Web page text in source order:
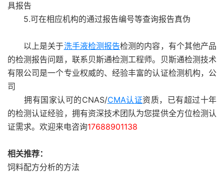
具报告
5.可在相应机构的通过报告编号等查询报告真伪
以上是关于洗手液检测报告检测的内容，有个其他产品
的检测报告问题，联系贝斯通检测工程师。贝斯通检测技术
有限公司是一个专业权威的、经验丰富的认证检测机构，公
司
拥有国家认可的CNAS/CMA认证资质，已有超过十年
的检测认证经验，拥有资深技术团队为您提供全方位检测认
证需求。欢迎来电咨询17688901138
相关推荐：
饲料配方分析的方法